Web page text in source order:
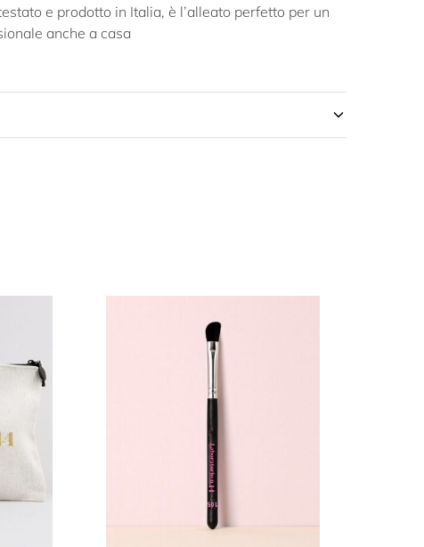
e prodotto in Italia, è l’alleato perfetto per un
anche a casa​